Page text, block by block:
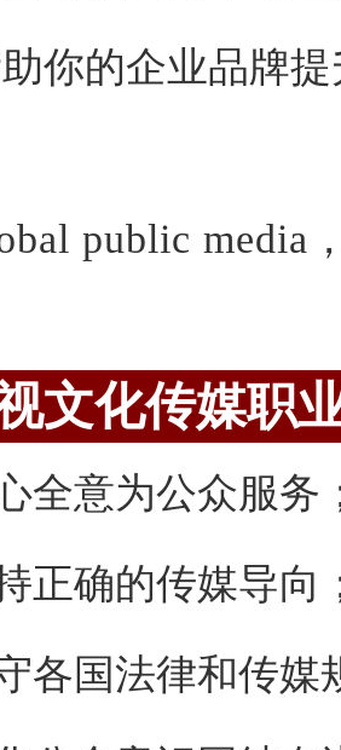
你的企业品牌
public media
文化传媒职
全意为公众服务
正确的传媒导向
各国法律和传媒